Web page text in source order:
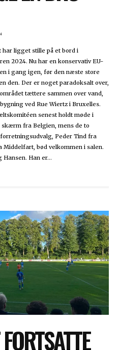
ligget stille på et bord i
2024. Nu har en konservativ EU-
i gang igen, før den næste store
over,
tættere sammen over vand,
ved Rue Wiertz i Bruxelles.
senest holdt møde i
fra Belgien, mens de to
Peder Tind fra
bød velkommen i salen.
Han er...